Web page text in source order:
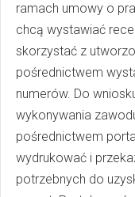
ramach umowy o
chcą wystawiać
skorzystać z
pośrednictwem
numerów. Do
wykonywania
pośrednictwem
wydrukować i
potrzebnych do